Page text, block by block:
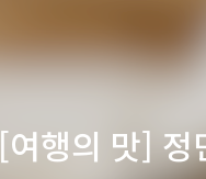
[여행의 맛] 정